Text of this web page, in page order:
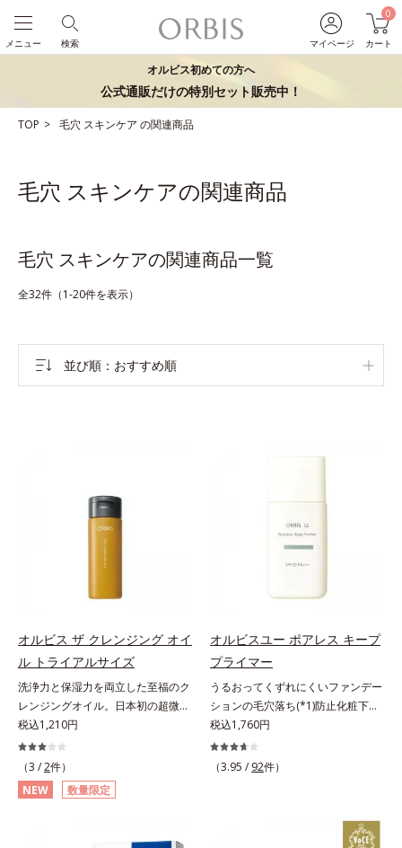
マイページ
0
カート
検索
メニュー
オルビス初めての方へ
公式通販だけの特別セット販売中！
TOP 毛穴 スキンケア の関連商品
毛穴 スキンケアの関連商品
毛穴 スキンケアの関連商品一覧
全32件（1-20件を表示）
並び順 おすすめ順
オルビス ザ クレンジング オイ
ル トライアルサイズ
洗浄力と保湿力を両立した至福のク
レンジングオイル。日本初の超微粒
子技術(*1)が毛穴奥の微細な汚れに
アプローチ。圧倒的な洗浄力と毛穴
悩みに着目したクレンジングオイル
のトライアルサイズです。日本初・
超微粒子技術(*1)で、さっと塗り広
穴悩みも取り去り、一瞬で気持ちの
税込1,210円
（3 /2件）
NEW
数量限定
オルビスユー ポアレス キープ
プライマー
うるおってくずれにくいファンデー
ションの毛穴落ち(*1)防止化粧下
地。ファンデーションの毛穴落ち
(*1)防止化粧下地です。毛穴
1/10000サイズのマイクロカバー成
ファンデが毛穴に落ちる隙をつくら
ず、メイクのりがUPします。水分
税込1,760円
（3.95 / 92件）